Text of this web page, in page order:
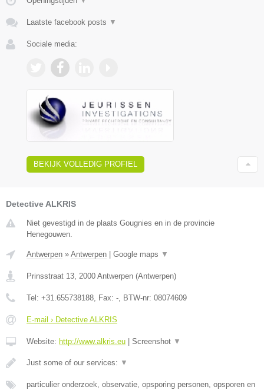
Laatste facebook posts ▼
Sociale media:
BEKIJK VOLLEDIG PROFIEL
Detective ALKRIS
Niet gevestigd in de plaats Gougnies en in de provincie
Henegouwen.
Antwerpen » Antwerpen Google maps ▼
Prinsstraat 13 2000 Antwerpen (Antwerpen)
Tel: +31.655738188 , Fax: - , BTW-nr: 08074609
E-mail › Detective ALKRIS
Website: http://www.alkris.eu Screenshot ▼
Just some of our services: ▼
particulier onderzoek, observatie, opsporing personen, opsporen en